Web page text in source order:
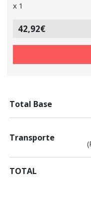
x 1
42,92€
Total Base
Transporte
TOTAL